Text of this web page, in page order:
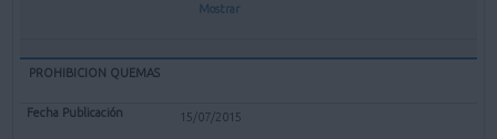
Mostrar
PROHIBICION QUEMAS
15/07/2015